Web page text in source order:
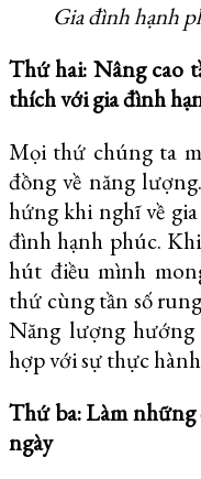
Gia đình hạnh
Thứ hai: Nâng cao
thích với gia đình
Mọi thứ chúng ta
đồng về năng
hứng khi nghĩ về
đình hạnh phúc.
hút điều mình
thứ cùng tần số
Năng lượng
hợp với sự thực
Thứ ba: Làm
ngày